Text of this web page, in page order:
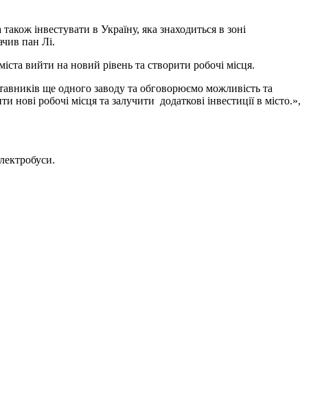
інвестувати в Україну, яка знаходиться в зоні
пан Лі.
вийти на новий рівень та створити робочі місця.
ще одного заводу та обговорюємо можливість та
робочі місця та залучити додаткові інвестиції в місто.»,